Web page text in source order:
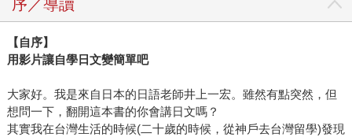
序／導讀
【自序】
用影片讓自學日文變簡單吧
大家好。我是來自日本的日語老師井上一宏。雖然有點突然，但
想問一下，翻開這本書的你會講日文嗎？
其實我在台灣生活的時候(二十歲的時候，從神戶去台灣留學)發現